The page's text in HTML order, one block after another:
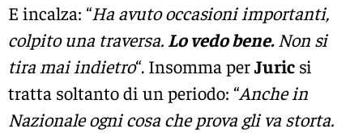
E incalza: “Ha avuto occasioni importanti,
colpito una traversa. Lo vedo bene.Non si
tira mai indietro“. Insomma perJuric si
tratta soltanto di un periodo: “Anche in
Nazionale ogni cosa che prova gli va storta.